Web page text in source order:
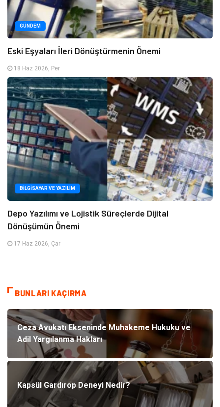
GÜNDEM
Eski Eşyaları İleri Dönüştürmenin Önemi
18 Haz 2026, Per
BILGISAYAR VE YAZILIM
Depo Yazılımı ve Lojistik Süreçlerde Dijital
Dönüşümün Önemi
17 Haz 2026, Çar
BUNLARI KAÇIRMA
Ceza Avukatı Ekseninde Muhakeme Hukuku ve
Adil Yargılanma Hakları
Kapsül Gardırop Deneyi Nedir?